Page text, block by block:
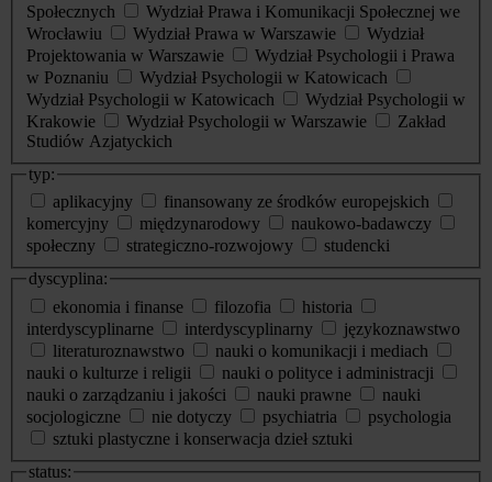
Społecznych
Wydział Prawa i Komunikacji Społecznej we
Wrocławiu
Wydział Prawa w Warszawie
Wydział
Projektowania w Warszawie
Wydział Psychologii i Prawa
w Poznaniu
Wydział Psychologii w Katowicach
Wydział Psychologii w Katowicach
Wydział Psychologii w
Krakowie
Wydział Psychologii w Warszawie
Zakład
Studiów Azjatyckich
typ:
aplikacyjny
finansowany ze środków europejskich
komercyjny
międzynarodowy
naukowo-badawczy
społeczny
strategiczno-rozwojowy
studencki
dyscyplina:
ekonomia i finanse
filozofia
historia
interdyscyplinarne
interdyscyplinarny
językoznawstwo
literaturoznawstwo
nauki o komunikacji i mediach
nauki o kulturze i religii
nauki o polityce i administracji
nauki o zarządzaniu i jakości
nauki prawne
nauki
socjologiczne
nie dotyczy psychiatria
psychologia
sztuki plastyczne i konserwacja dzieł sztuki
status: